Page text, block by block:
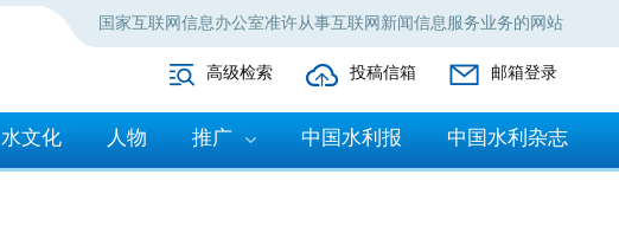
国家互联网信息办公室准许从事互联网新闻信息服务业务的网站
高级检索 投稿信箱 邮箱登录
水文化 人物 推广 中国水利报 中国水利杂志